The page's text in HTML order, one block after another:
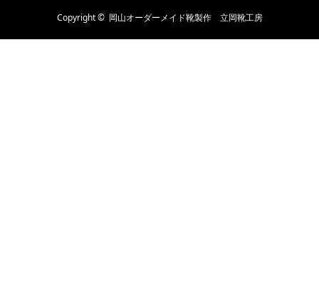
Copyright © 岡山オーダーメイド靴製作 立岡靴工房